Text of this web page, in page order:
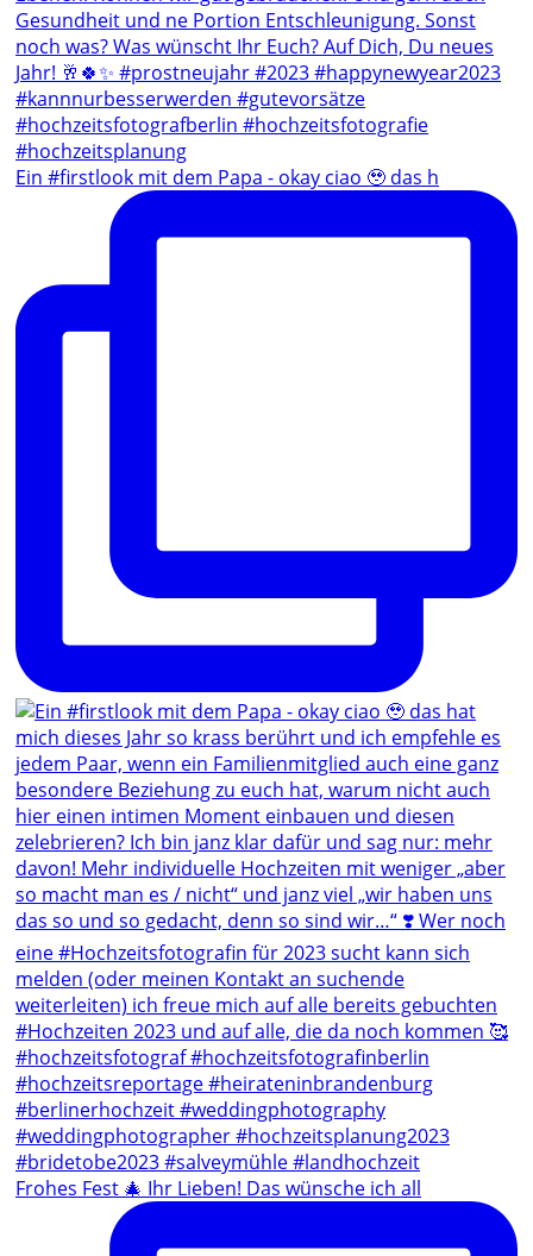
Ein #firstlook mit dem Papa - okay ciao 🥹 das h
Frohes Fest 🎄 Ihr Lieben! Das wünsche ich all